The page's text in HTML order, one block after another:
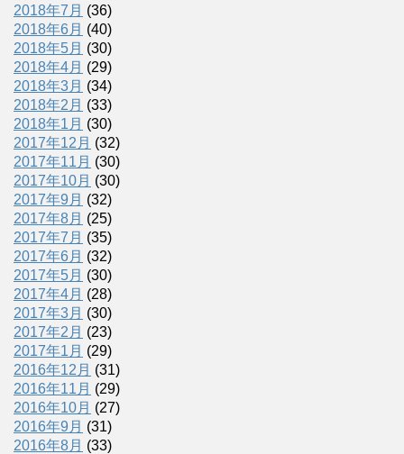
2018年7月 (36)
2018年6月 (40)
2018年5月 (30)
2018年4月 (29)
2018年3月 (34)
2018年2月 (33)
2018年1月 (30)
2017年12月 (32)
2017年11月 (30)
2017年10月 (30)
2017年9月 (32)
2017年8月 (25)
2017年7月 (35)
2017年6月 (32)
2017年5月 (30)
2017年4月 (28)
2017年3月 (30)
2017年2月 (23)
2017年1月 (29)
2016年12月 (31)
2016年11月 (29)
2016年10月 (27)
2016年9月 (31)
2016年8月 (33)